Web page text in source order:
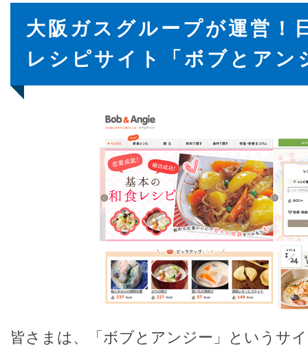
大阪ガスグループが運営！
レシピサイト「ボブとアン
皆さまは、「ボブとアンジー」というサ